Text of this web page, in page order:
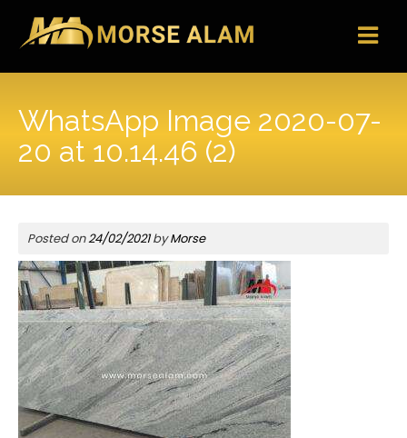
content
WhatsApp Image 2020-07-
20 at 10.14.46 (2)
Posted on24/02/2021byMorse